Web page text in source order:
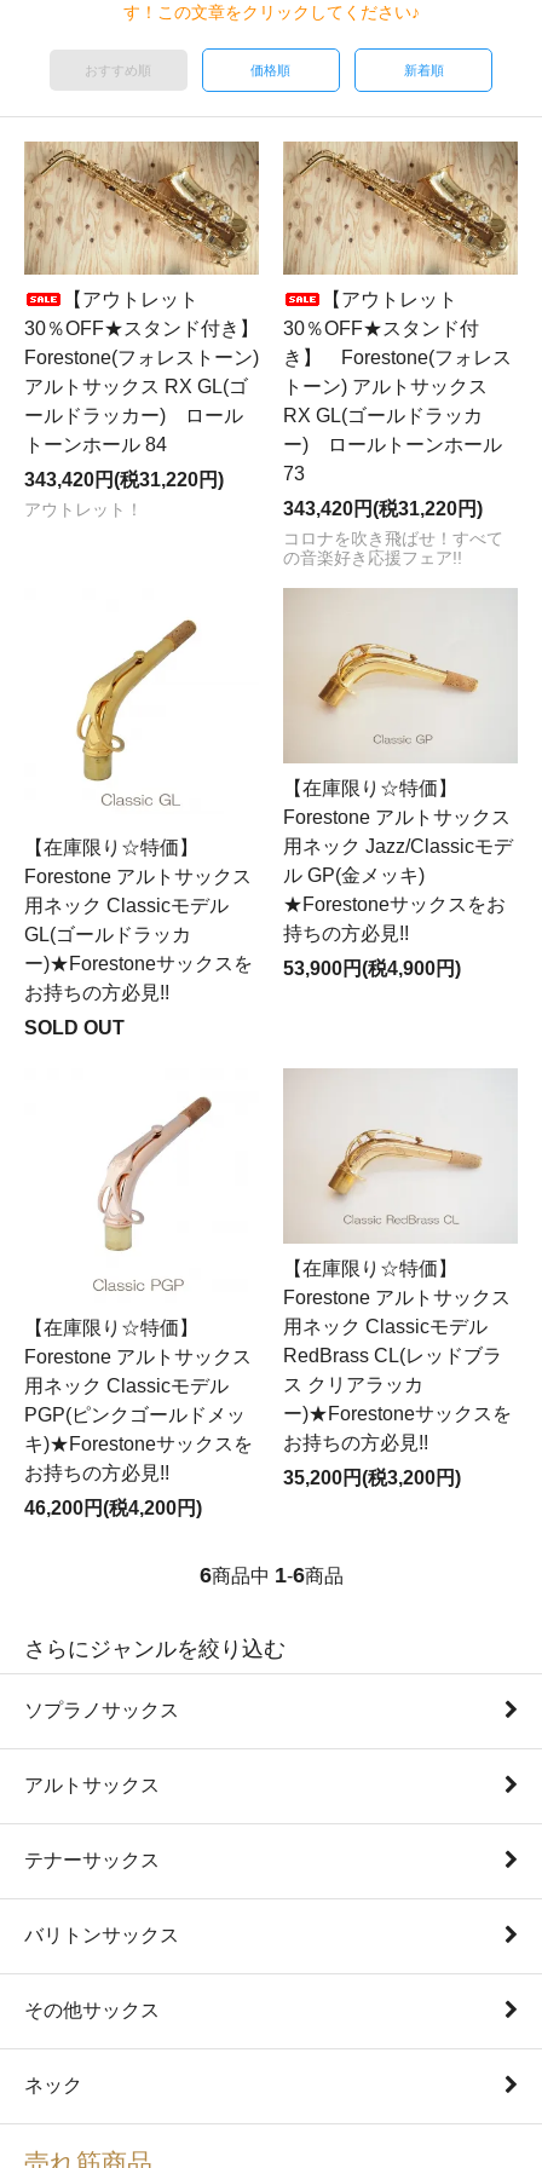
す！この文章をクリックしてください♪
おすすめ順 価格順 新着順
【アウトレット
30％OFF★スタンド付き】
Forestone(フォレストーン)
アルトサックス RX GL(ゴ
ールドラッカー) ロール
トーンホール 84
343,420円(税31,220円)
アウトレット！
【アウトレット
30％OFF★スタンド付
き】 Forestone(フォレス
トーン) アルトサックス
RX GL(ゴールドラッカ
ー) ロールトーンホール
73
343,420円(税31,220円)
コロナを吹き飛ばせ！すべて
の音楽好き応援フェア!!
【在庫限り☆特価】
Forestone アルトサックス
用ネック Classicモデル
GL(ゴールドラッカ
ー)★Forestoneサックスを
お持ちの方必見!!
SOLD OUT
【在庫限り☆特価】
Forestone アルトサックス
用ネック Jazz/Classicモデ
ル GP(金メッキ)
★Forestoneサックスをお
持ちの方必見!!
53,900円(税4,900円)
【在庫限り☆特価】
Forestone アルトサックス
用ネック Classicモデル
PGP(ピンクゴールドメッ
キ)★Forestoneサックスを
お持ちの方必見!!
46,200円(税4,200円)
【在庫限り☆特価】
Forestone アルトサックス
用ネック Classicモデル
RedBrass CL(レッドブラ
ス クリアラッカ
ー)★Forestoneサックスを
お持ちの方必見!!
35,200円(税3,200円)
6商品中 1-6商品
さらにジャンルを絞り込む
ソプラノサックス
アルトサックス
テナーサックス
バリトンサックス
その他サックス
ネック
売れ筋商品